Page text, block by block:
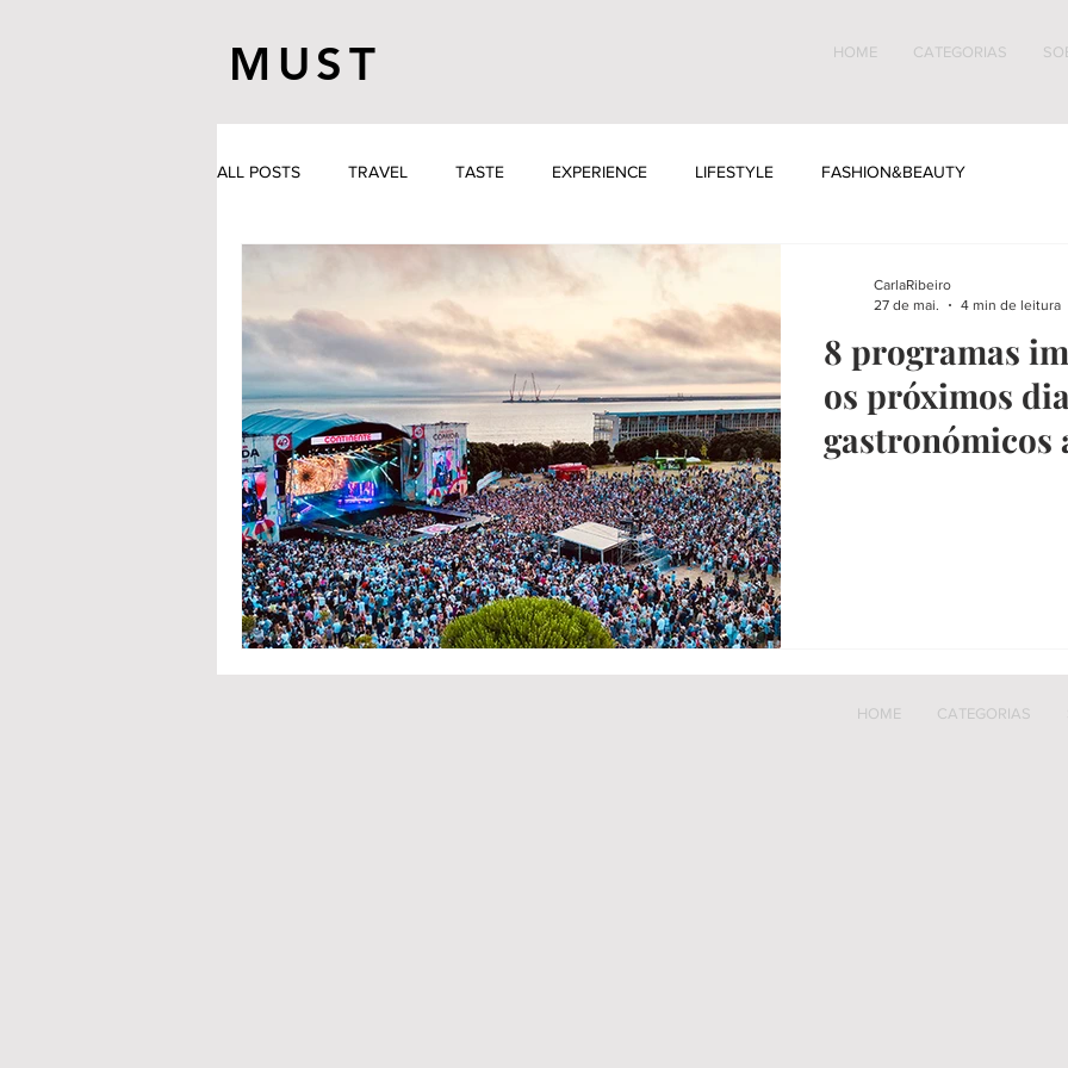
MUST HOME CATEGORIAS
ALL POSTS TRAVEL TASTE EXPERIENCE LIFESTYLE FASHION&BEAUTY
8 programas
os próximos
gastronómicos
CarlaRibeiro
27 de mai.
4 min de leitura
HOME CATEGORIAS